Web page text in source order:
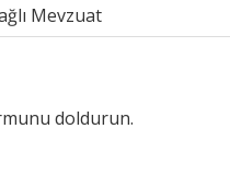
Mevzuat
doldurun.